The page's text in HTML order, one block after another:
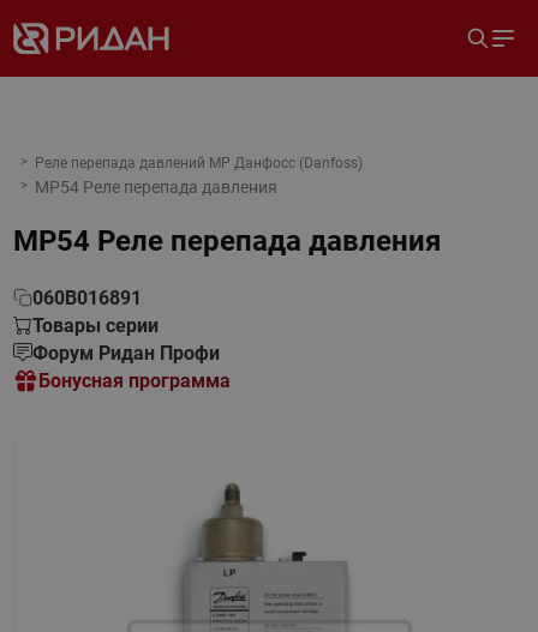
Реле перепада давлений MP Данфосс (Danfoss)
MP54 Реле перепада давления
MP54 Реле перепада давления
060B016891
Товары серии
Форум Ридан Профи
Бонусная программа